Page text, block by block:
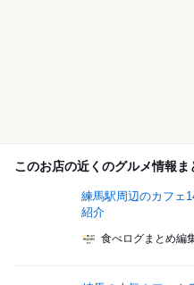
このお店の近くのグルメ情報ま
練馬駅周辺のカフェ
紹介
食べログまとめ編